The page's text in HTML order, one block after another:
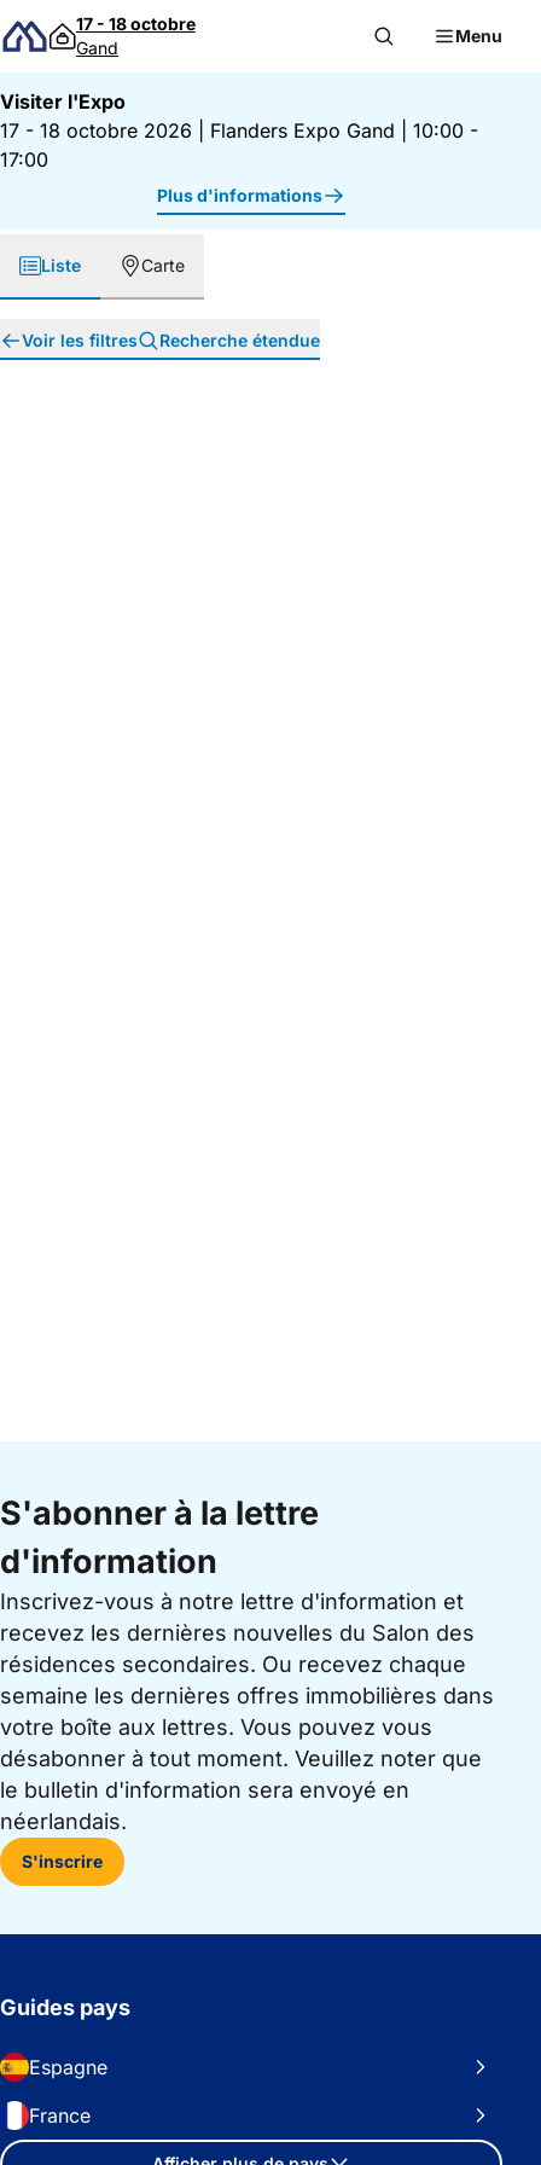
Passer au contenu
17 - 18 octobre
Gand
Menu
Visiter l'Expo
17 - 18 octobre 2026
Flanders Expo Gand
10:00 -
17:00
Plus d'informations
Liste Carte
Voir les filtres Recherche étendue
S'abonner à la lettre
d'information
Inscrivez-vous à notre lettre d'information et
recevez les dernières nouvelles du Salon des
résidences secondaires. Ou recevez chaque
semaine les dernières offres immobilières dans
votre boîte aux lettres. Vous pouvez vous
désabonner à tout moment. Veuillez noter que
le bulletin d'information sera envoyé en
néerlandais.
S'inscrire
Guides pays
Espagne
France